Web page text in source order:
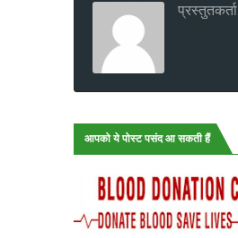
प्रस्तुतकर्ता
आपको ये पोस्ट पसंद आ सकती हैं